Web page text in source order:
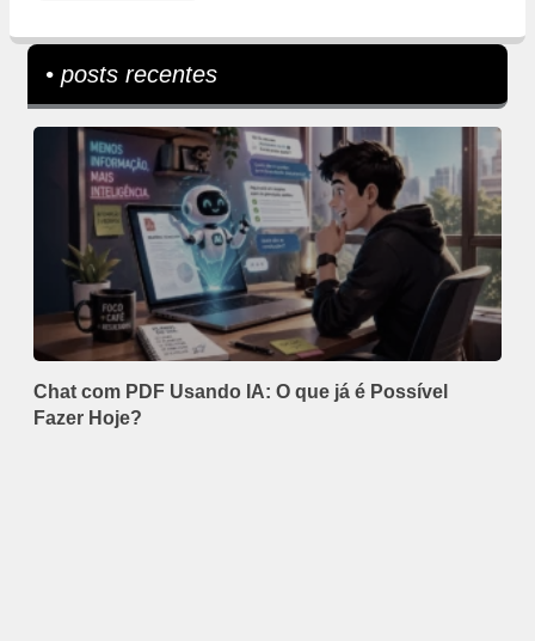
• posts recentes
Chat com PDF Usando IA: O que já é Possível
Fazer Hoje?